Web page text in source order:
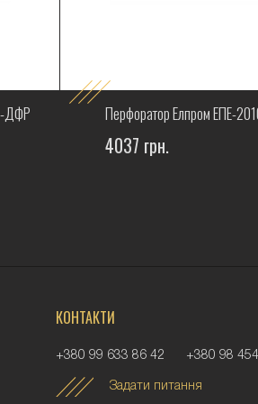
ДФР Перфоратор Елпром ЕПЕ-
4037 грн.
КОНТАКТИ
+380 99 633 86 42 +380 98
Задати питання